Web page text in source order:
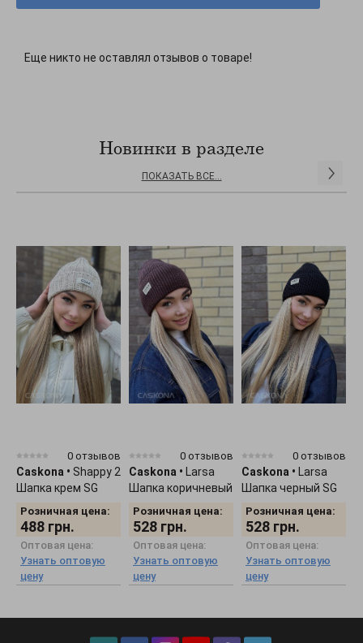
Еще никто не оставлял отзывов о товаре!
Новинки в разделе
ПОКАЗАТЬ ВСЕ...
0 отзывов
Caskona • Shappy 2
Шапка крем SG
Розничная цена:
488 грн.
Оптовая цена:
Узнать оптовую
цену
0 отзывов
Caskona •
Larsa
Шапка коричневый
Розничная цена:
528 грн.
Оптовая цена:
Узнать оптовую
цену
0 отзывов
Caskona •
Larsa
Шапка черный SG
Розничная цена:
528 грн.
Оптовая цена:
Узнать оптовую
цену